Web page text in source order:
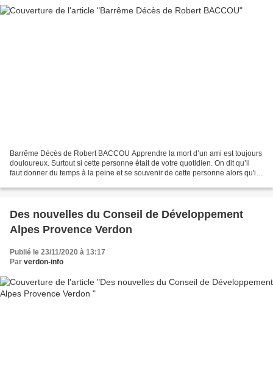
Barrême Décès de Robert BACCOU Apprendre la mort d’un ami est toujours
douloureux. Surtout si cette personne était de votre quotidien. On dit qu’il
faut donner du temps à la peine et se souvenir de cette personne alors qu'il
Des nouvelles du Conseil de Développement
Alpes Provence Verdon
Publié le 23/11/2020 à 13:17
Par verdon-info